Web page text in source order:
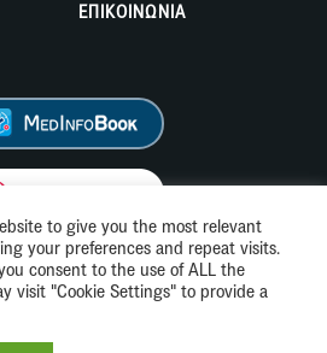
ΕΠΙΚΟΙΝΩΝΙΑ
Πολιτική Cookies
to give you the most relevant
your preferences and repeat visits.
consent to the use of ALL the
visit "Cookie Settings" to provide a